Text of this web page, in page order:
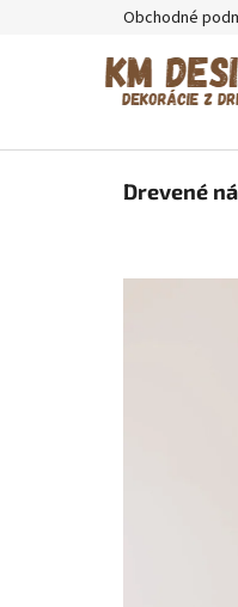
Obchodné
Drevené